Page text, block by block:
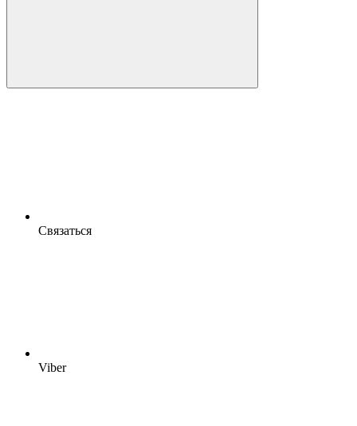
Связаться
Viber